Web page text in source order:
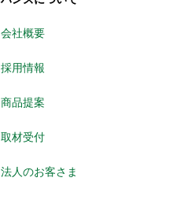
会社概要
採用情報
商品提案
取材受付
法人のお客さま